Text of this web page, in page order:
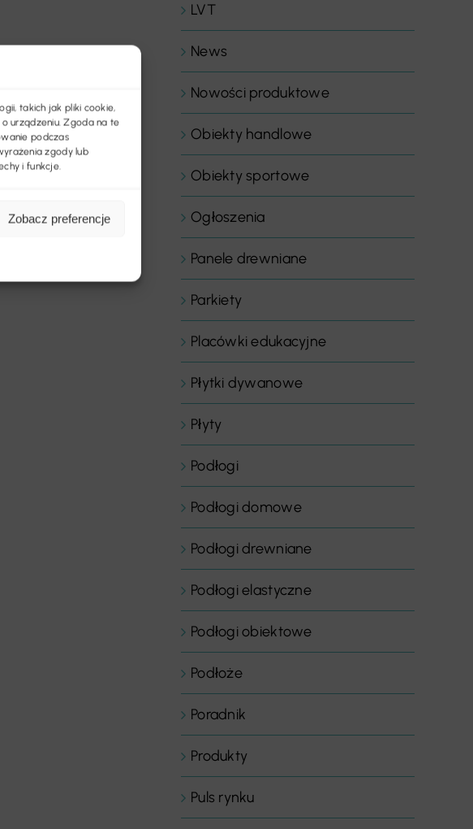
takich jak pliki cookie,
urządzeniu. Zgoda na te
podczas
zgody lub
i funkcje.
Zobacz preferencje
LVT
News
Nowości produktowe
Obiekty handlowe
Obiekty sportowe
Ogłoszenia
Panele drewniane
Parkiety
Placówki edukacyjne
Płytki dywanowe
Płyty
Podłogi
Podłogi domowe
Podłogi drewniane
Podłogi elastyczne
Podłogi obiektowe
Podłoże
Poradnik
Produkty
Puls rynku